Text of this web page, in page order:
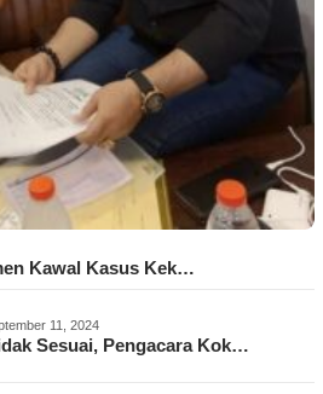
Kawal Kasus Kek…
11, 2024
Sesuai, Pengacara Kok…